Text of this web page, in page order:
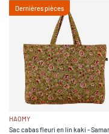
Dernières pièces
HAOMY
Sac cabas fleuri en lin kaki -